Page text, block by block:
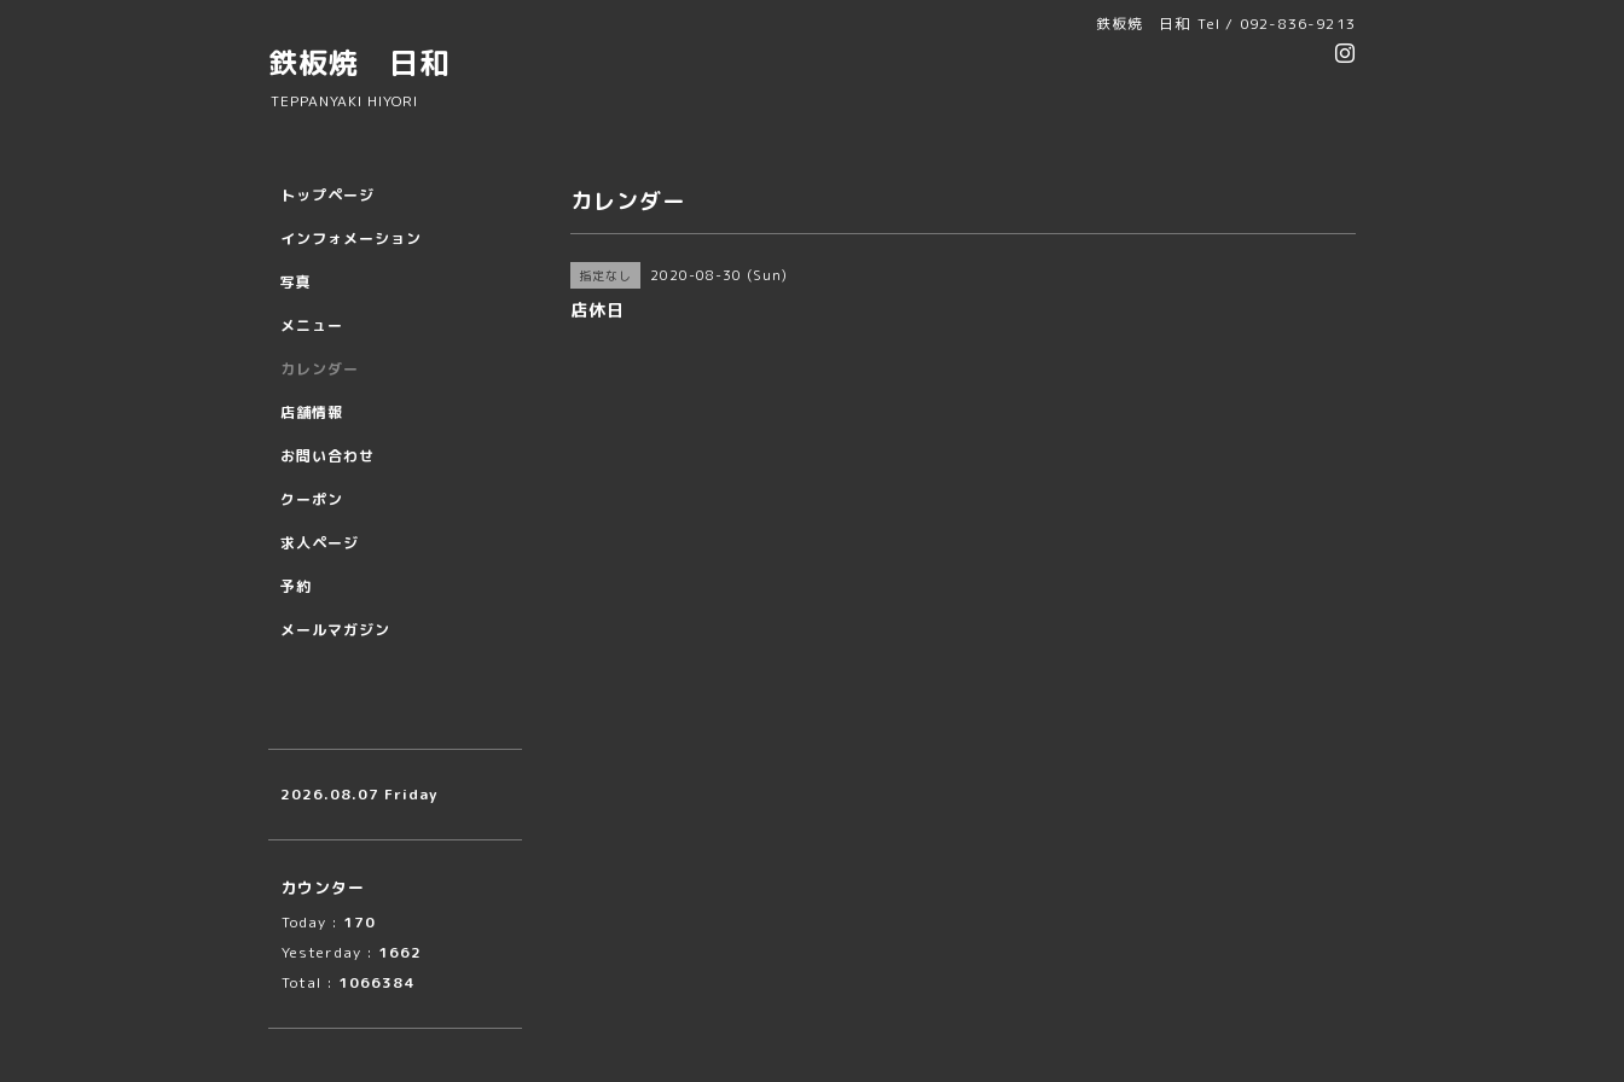
鉄板焼 日和 Tel / 092-836-9213
鉄板焼 日和
TEPPANYAKI HIYORI
カレンダー
指定なし 2020-08-30 (Sun)
店休日
トップページ
インフォメーション
写真
メニュー
カレンダー
店舗情報
お問い合わせ
クーポン
求人ページ
予約
メールマガジン
2026.08.07 Friday
カウンター
Today : 170
Yesterday : 1662
Total : 1066384